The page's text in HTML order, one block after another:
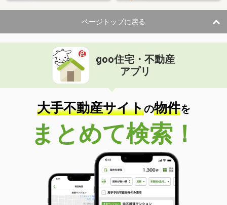
ページトップに戻る
goo住宅・不動産
アプリ
大手不動産サイトの物件を
まとめて検索！